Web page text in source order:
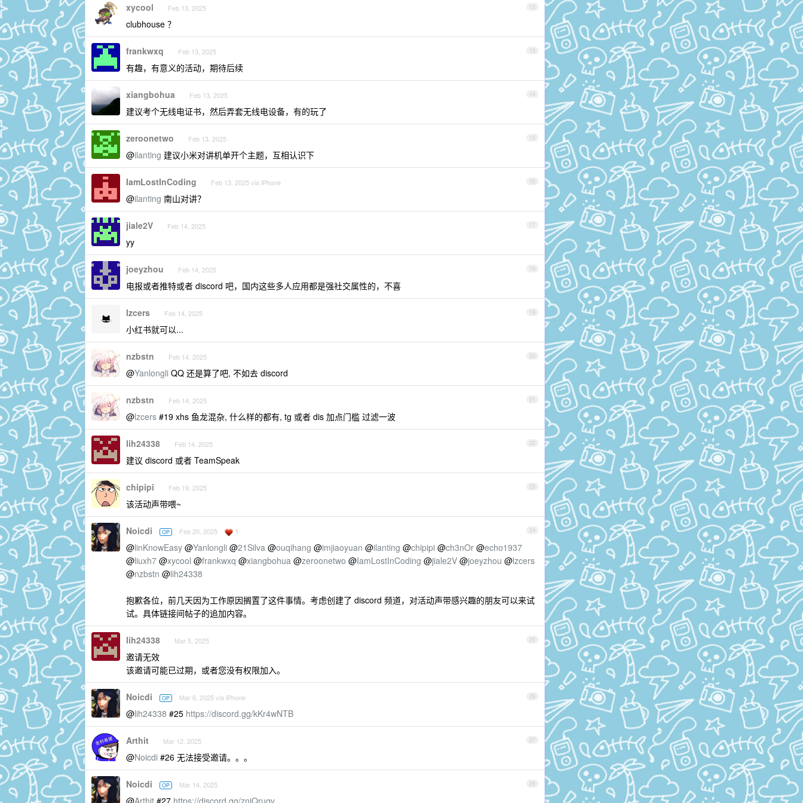
12
xycool Feb 13, 2025
clubhouse ？
13
frankwxq Feb 13, 2025
有趣，有意义的活动，期待后续
14
xiangbohua Feb 13, 2025
建议考个无线电证书，然后弄套无线电设备，有的玩了
15
zeroonetwo Feb 13, 2025
@ilanting 建议小米对讲机单开个主题，互相认识下
16
IamLostInCoding Feb 13, 2025 via iPhone
@ilanting 南山对讲？
17
jiale2V Feb 14, 2025
yy
18
joeyzhou Feb 14, 2025
电报或者推特或者 discord 吧，国内这些多人应用都是强社交属性的，不喜
19
lzcers Feb 14, 2025
小红书就可以...
20
nzbstn Feb 14, 2025
@Yanlongli QQ 还是算了吧, 不如去 discord
21
nzbstn Feb 14, 2025
@lzcers #19 xhs 鱼龙混杂, 什么样的都有, tg 或者 dis 加点门槛 过滤一波
22
lih24338 Feb 14, 2025
建议 discord 或者 TeamSpeak
23
chipipi Feb 19, 2025
该活动声带喂~
24
Noicdi OP Feb 20, 2025 1
@linKnowEasy @Yanlongli @21Silva @ouqihang @imjiaoyuan @ilanting @chipipi @ch3nOr @echo1937
@liuxh7 @xycool @frankwxq @xiangbohua @zeroonetwo @IamLostInCoding @jiale2V @joeyzhou @lzcers
@nzbstn @lih24338
抱歉各位，前几天因为工作原因搁置了这件事情。考虑创建了 discord 频道，对活动声带感兴趣的朋友可以来试
试。具体链接间帖子的追加内容。
25
lih24338 Mar 5, 2025
邀请无效
该邀请可能已过期，或者您没有权限加入。
26
Noicdi OP Mar 6, 2025 via iPhone
@lih24338 #25 https://discord.gg/kKr4wNTB
27
Arthit Mar 12, 2025
@Noicdi #26 无法接受邀请。。。
28
Noicdi OP Mar 14, 2025
@Arthit #27 https://discord.gg/znjQruqv